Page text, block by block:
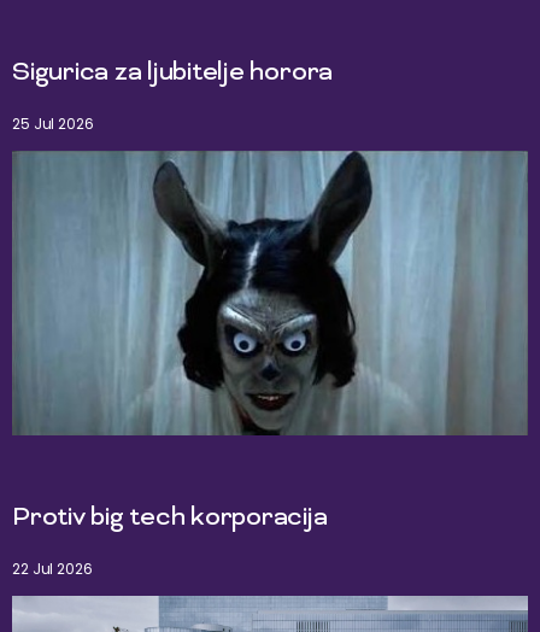
Sigurica za ljubitelje horora
25 Jul 2026
Protiv big tech korporacija
22 Jul 2026